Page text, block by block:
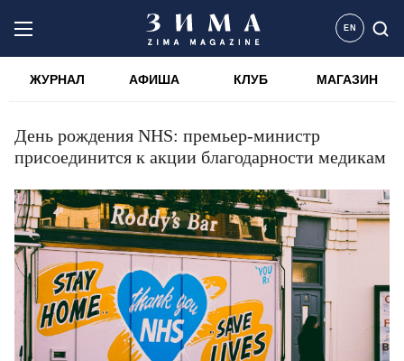
EN
ЖУРНАЛ АФИША КЛУБ МАГАЗИН
День рождения NHS: премьер-министр
присоединится к акции благодарности медикам